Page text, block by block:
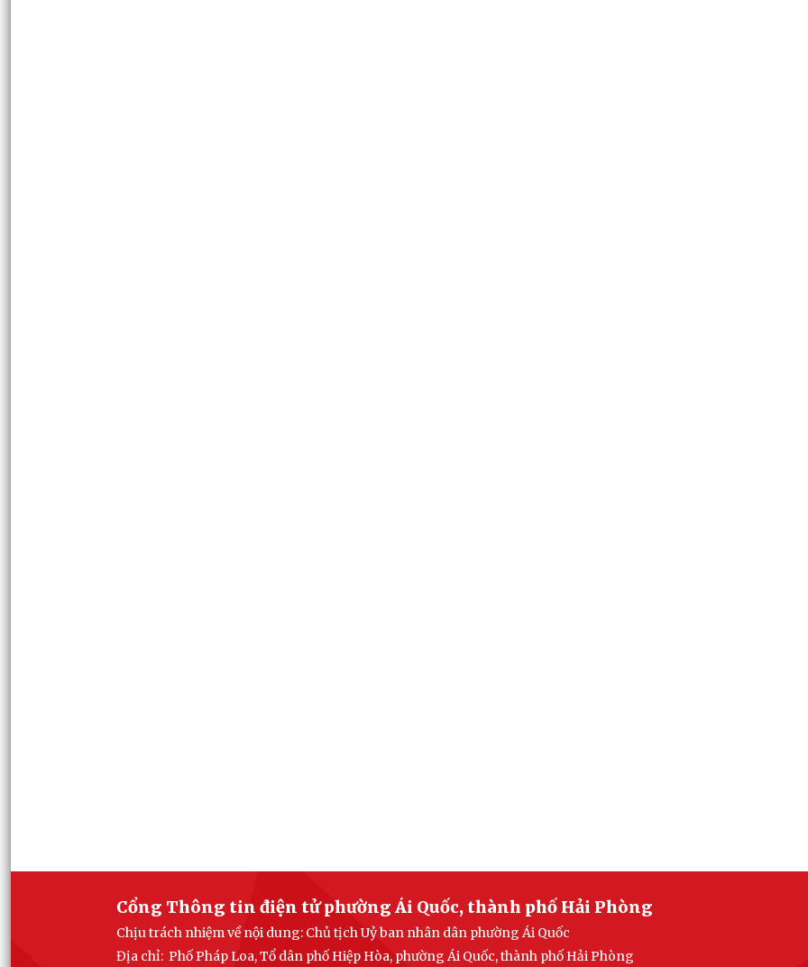
Cổng Thông tin điện tử phường Ái Quốc, thành phố Hải Phòng
Chịu trách nhiệm về nội dung: Chủ tịch Uỷ ban nhân dân phường Ái Quốc
Địa chỉ: Phố Pháp Loa, Tổ dân phố Hiệp Hòa, phường Ái Quốc, thành phố Hải Phòng